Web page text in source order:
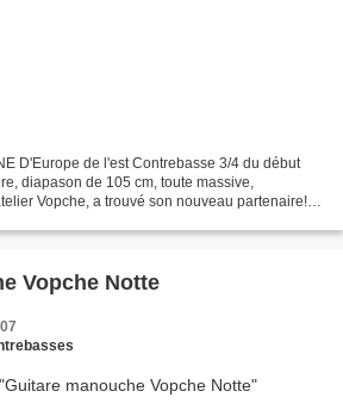
D'Europe de l'est Contrebasse 3/4 du début
diapason de 105 cm, toute massive,
Vopche, a trouvé son nouveau partenaire!
Vopche Notte